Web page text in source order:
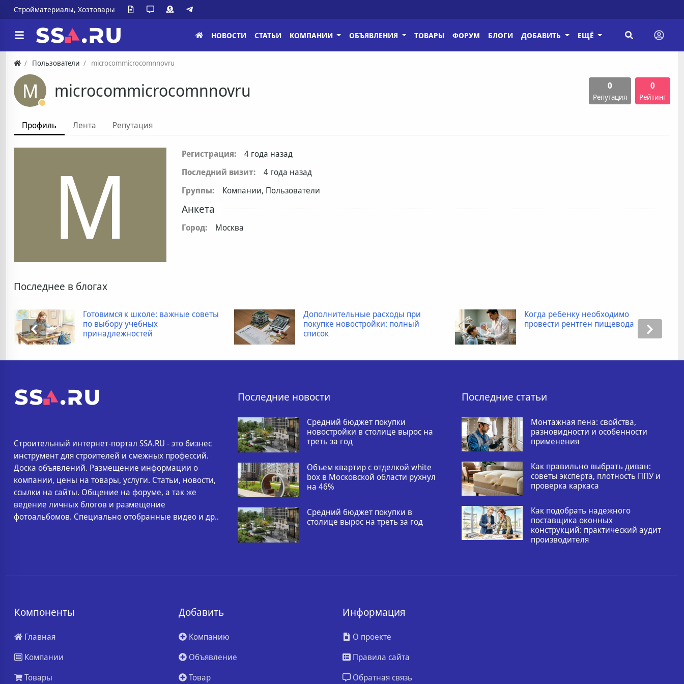
Стройматериалы, Хозтовары
НОВОСТИ СТАТЬИ КОМПАНИИ ОБЪЯВЛЕНИЯ ТОВАРЫ ФОРУМ БЛОГИ ДОБАВИТЬ ЕЩЁ
Пользователи microcommicrocomnnovru
M microcommicrocomnnovru 0
Репутация
0
Рейтинг
Профиль Лента Репутация
M Регистрация:
4 года назад
Последний визит:
4 года назад
Группы:
Компании, Пользователи
Анкета
Город: Москва
Последнее в блогах
Готовимся к школе: важные советы
по выбору учебных
принадлежностей
Дополнительные расходы при
покупке новостройки: полный
список
Когда ребенку необходимо
провести рентген пищевода
Строительный интернет-портал SSA.RU - это бизнес
инструмент для строителей и смежных профессий.
Доска объявлений. Размещение информации о
компании, цены на товары, услуги. Статьи, новости,
ссылки на сайты. Общение на форуме, а так же
ведение личных блогов и размещение
фотоальбомов. Специально отобранные видео и др..
Последние новости
Средний бюджет покупки
новостройки в столице вырос на
треть за год
Объем квартир с отделкой white
box в Московской области рухнул
на 46%
Средний бюджет покупки в
столице вырос на треть за год
Последние статьи
Монтажная пена: свойства,
разновидности и особенности
применения
Как правильно выбрать диван:
советы эксперта, плотность ППУ и
проверка каркаса
Как подобрать надежного
поставщика оконных
конструкций: практический аудит
производителя
Компоненты
Главная
Компании
Товары
Добавить
Компанию
Объявление
Товар
Информация
О проекте
Правила сайта
Обратная связь